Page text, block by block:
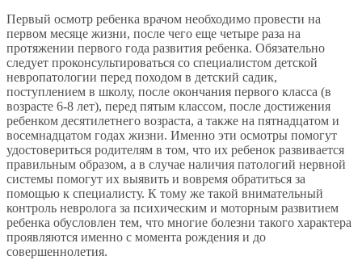
Первый осмотр ребенка врачом необходимо провести на
первом месяце жизни, после чего еще четыре раза на
протяжении первого года развития ребенка. Обязательно
следует проконсультироваться со специалистом детской
невропатологии перед походом в детский садик,
поступлением в школу, после окончания первого класса (в
возрасте 6-8 лет), перед пятым классом, после достижения
ребенком десятилетнего возраста, а также на пятнадцатом и
восемнадцатом годах жизни. Именно эти осмотры помогут
удостовериться родителям в том, что их ребенок развивается
правильным образом, а в случае наличия патологий нервной
системы помогут их выявить и вовремя обратиться за
помощью к специалисту. К тому же такой внимательный
контроль невролога за психическим и моторным развитием
ребенка обусловлен тем, что многие болезни такого характера
проявляются именно с момента рождения и до
совершеннолетия.